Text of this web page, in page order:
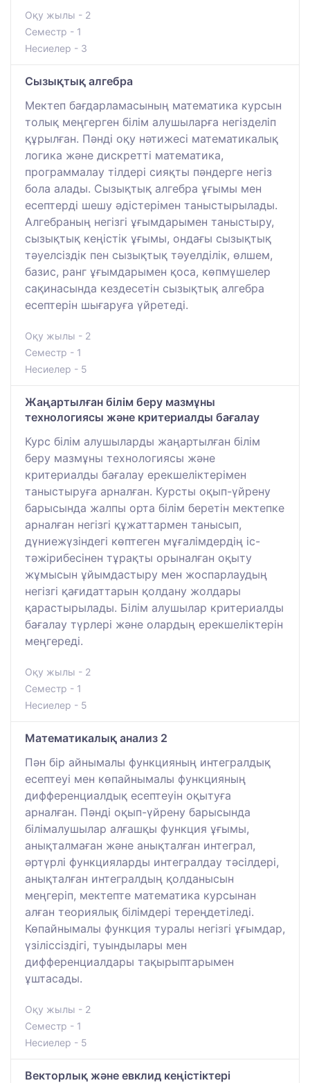
Оқу жылы - 2
Семестр - 1
Несиелер - 3
Сызықтық алгебра
Мектеп бағдарламасының математика курсын
толық меңгерген білім алушыларға негізделіп
құрылған. Пәнді оқу нәтижесі математикалық
логика және дискретті математика,
программалау тілдері сияқты пәндерге негіз
бола алады. Сызықтық алгебра ұғымы мен
есептерді шешу әдістерімен таныстырылады.
Алгебраның негізгі ұғымдарымен таныстыру,
сызықтық кеңістік ұғымы, ондағы сызықтық
тәуелсіздік пен сызықтық тәуелділік, өлшем,
базис, ранг ұғымдарымен қоса, көпмүшелер
сақинасында кездесетін сызықтық алгебра
есептерін шығаруға үйретеді.
Оқу жылы - 2
Семестр - 1
Несиелер - 5
Жаңартылған білім беру мазмұны
технологиясы және критериалды бағалау
Курс білім алушыларды жаңартылған білім
беру мазмұны технологиясы және
критериалды бағалау ерекшеліктерімен
таныстыруға арналған. Курсты оқып-үйрену
барысында жалпы орта білім беретін мектепке
арналған негізгі құжаттармен танысып,
дүниежүзіндегі көптеген мұғалімдердің іс-
тәжірибесінен тұрақты орыналған оқыту
жұмысын ұйымдастыру мен жоспарлаудың
негізгі қағидаттарын қолдану жолдары
қарастырылады. Білім алушылар критериалды
бағалау түрлері және олардың ерекшеліктерін
меңгереді.
Оқу жылы - 2
Семестр - 1
Несиелер - 5
Математикалық анализ 2
Пән бір айнымалы функцияның интегралдық
есептеуі мен көпайнымалы функцияның
дифференциалдық есептеуін оқытуға
арналған. Пәнді оқып-үйрену барысында
білімалушылар алғашқы функция ұғымы,
анықталмаған және анықталған интеграл,
әртүрлі функцияларды интегралдау тәсілдері,
анықталған интегралдың қолданысын
меңгеріп, мектепте математика курсынан
алған теориялық білімдері тереңдетіледі.
Көпайнымалы функция туралы негізгі ұғымдар,
үзіліссіздігі, туындылары мен
дифференциалдары тақырыптарымен
ұштасады.
Оқу жылы - 2
Семестр - 1
Несиелер - 5
Векторлық және евклид кеңістіктері